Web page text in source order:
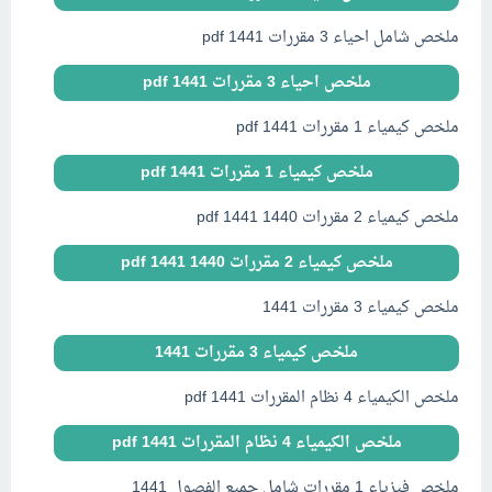
ملخص شامل احياء 3 مقررات pdf 1441
ملخص احياء 3 مقررات pdf 1441
ملخص كيمياء 1 مقررات pdf 1441
ملخص كيمياء 1 مقررات pdf 1441
ملخص كيمياء 2 مقررات pdf 1441 1440
ملخص كيمياء 2 مقررات pdf 1441 1440
ملخص كيمياء 3 مقررات 1441
ملخص كيمياء 3 مقررات 1441
ملخص الكيمياء 4 نظام المقررات 1441 pdf
ملخص الكيمياء 4 نظام المقررات 1441 pdf